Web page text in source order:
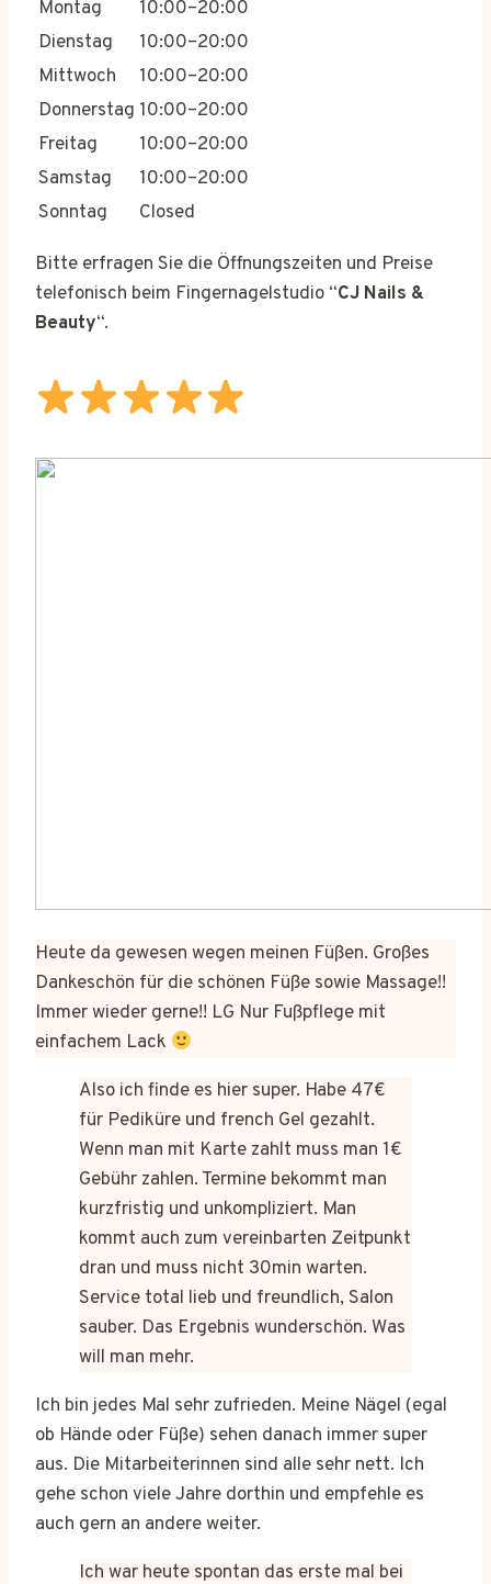
Montag
10:00–20:00
Dienstag
10:00–20:00
Mittwoch
10:00–20:00
Donnerstag 10:00–20:00
Freitag
10:00–20:00
Samstag
10:00–20:00
Sonntag
Closed
Bitte erfragen Sie die Öffnungszeiten und Preise
telefonisch beim Fingernagelstudio “CJ Nails &
Beauty“.
Heute da gewesen wegen meinen Füßen. Großes
Dankeschön für die schönen Füße sowie Massage!!
Immer wieder gerne!! LG Nur Fußpflege mit
einfachem Lack
Also ich finde es hier super. Habe 47€
für Pediküre und french Gel gezahlt.
Wenn man mit Karte zahlt muss man 1€
Gebühr zahlen. Termine bekommt man
kurzfristig und unkompliziert. Man
kommt auch zum vereinbarten Zeitpunkt
dran und muss nicht 30min warten.
Service total lieb und freundlich, Salon
sauber. Das Ergebnis wunderschön. Was
will man mehr.
Ich bin jedes Mal sehr zufrieden. Meine Nägel (egal
ob Hände oder Füße) sehen danach immer super
aus. Die Mitarbeiterinnen sind alle sehr nett. Ich
gehe schon viele Jahre dorthin und empfehle es
auch gern an andere weiter.
Ich war heute spontan das erste mal bei